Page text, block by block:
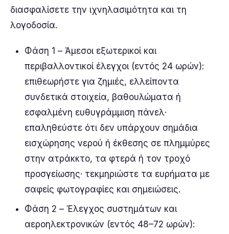
διασφαλίσετε την ιχνηλασιμότητα και τη
λογοδοσία.
Φάση 1 – Άμεσοι εξωτερικοί και
περιβαλλοντικοί έλεγχοι (εντός 24 ωρών):
επιθεωρήστε για ζημιές, ελλείποντα
συνδετικά στοιχεία, βαθουλώματα ή
εσφαλμένη ευθυγράμμιση πάνελ·
επαληθεύστε ότι δεν υπάρχουν σημάδια
εισχώρησης νερού ή έκθεσης σε πλημμύρες
στην ατράκκτο, τα φτερά ή τον τροχό
προσγείωσης· τεκμηριώστε τα ευρήματα με
σαφείς φωτογραφίες και σημειώσεις.
Φάση 2 – Έλεγχος συστημάτων και
αεροηλεκτρονικών (εντός 48–72 ωρών):